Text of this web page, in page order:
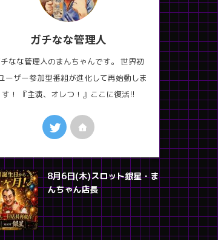
ガチなな管理人
なな管理人のまんちゃんです。 世界初
ーザー参加型番組が進化して再始動しま
す！ 『主演、オレつ！』ここに復活!!
8月6日(木)スロット銀星・ま
んちゃん店長